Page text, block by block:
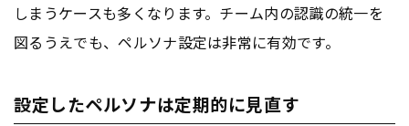
しまうケースも多くなります。チーム内の認識の統一を
図るうえでも、ペルソナ設定は非常に有効です。
設定したペルソナは定期的に見直す